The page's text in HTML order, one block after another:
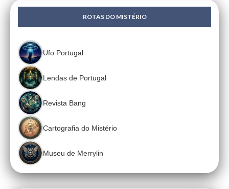
ROTAS DO MISTÉRIO
Ufo Portugal
Lendas de Portugal
Revista Bang
Cartografia do Mistério
Museu de Merrylin